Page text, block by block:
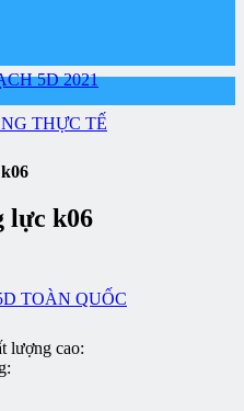
5D 2021
THỰC TẾ
TOÀN QUỐC
lực k06
lượng cao: